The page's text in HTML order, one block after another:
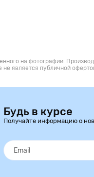
на фотографии.
является публичной
Будь в курсе
Получайте информацию о